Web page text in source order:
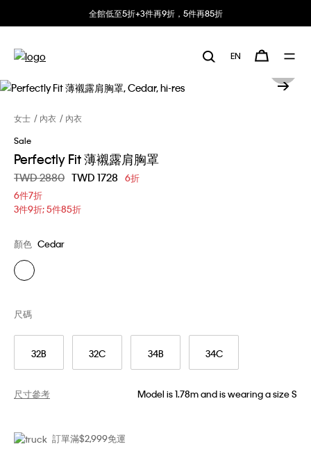
全館低至5折+3件再9折，5件再85折
EN
女士 內衣
內衣
Sale
Perfectly Fit 薄襯露肩胸罩
價格扣減從
TWD 2880 至
TWD 1728
6折
6件7折
3件9折; 5件85折
顏色 Cedar
32B 32C 34B 34C
尺碼
尺寸參考 Model is 1.78m and is wearing a size S
訂單滿$2,999免運